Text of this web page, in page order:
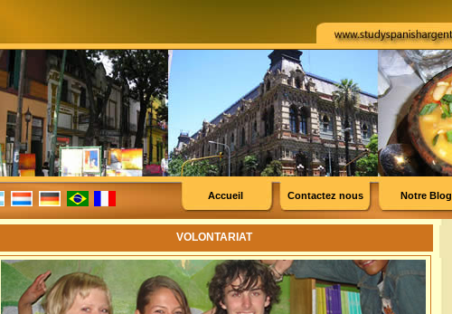
Notre Blog
Contactez nous
Accueil
VOLONTARIAT